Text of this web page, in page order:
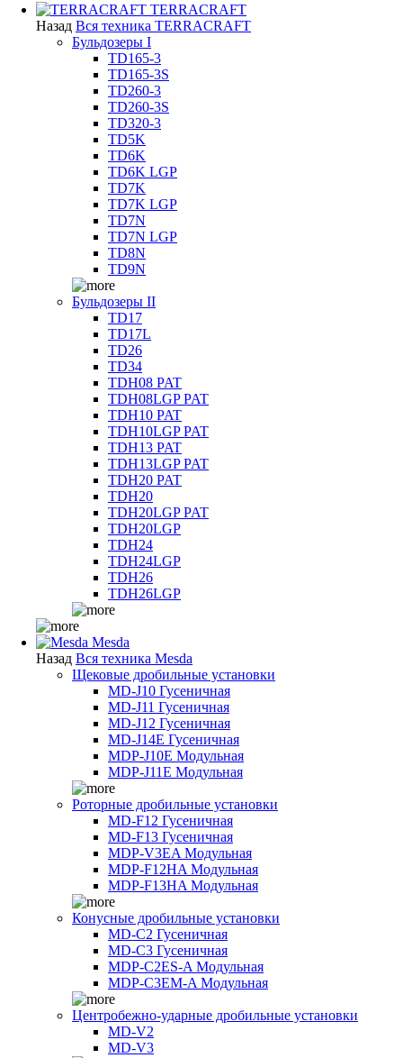
TERRACRAFT
Назад Вся техника TERRACRAFT
Бульдозеры I
TD165-3
TD165-3S
TD260-3
TD260-3S
TD320-3
TD5K
TD6K
TD6K LGP
TD7K
TD7K LGP
TD7N
TD7N LGP
TD8N
TD9N
Бульдозеры II
TD17
TD17L
TD26
TD34
TDH08 PAT
TDH08LGP PAT
TDH10 PAT
TDH10LGP PAT
TDH13 PAT
TDH13LGP PAT
TDH20 PAT
TDH20
TDH20LGP PAT
TDH20LGP
TDH24
TDH24LGP
TDH26
TDH26LGP
Mesda
Назад Вся техника Mesda
Щековые дробильные установки
MD-J10 Гусеничная
MD-J11 Гусеничная
MD-J12 Гусеничная
MD-J14E Гусеничная
MDP-J10E Модульная
MDP-J11E Модульная
Роторные дробильные установки
MD-F12 Гусеничная
MD-F13 Гусеничная
MDP-V3EA Модульная
MDP-F12HA Модульная
MDP-F13HA Модульная
Конусные дробильные установки
MD-C2 Гусеничная
MD-C3 Гусеничная
MDP-C2ES-A Модульная
MDP-C3EM-A Модульная
Центробежно-ударные дробильные установки
MD-V2
MD-V3